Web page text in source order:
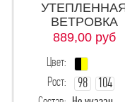
152
164
Материал
ВЕТРОВКА
889,00руб
Цвет:
Рост:
98 104